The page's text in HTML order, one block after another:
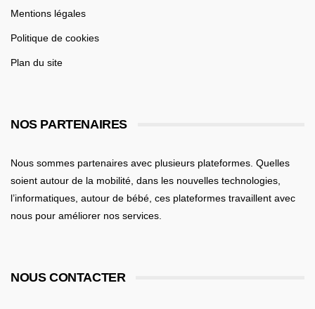
Mentions légales
Politique de cookies
Plan du site
NOS PARTENAIRES
Nous sommes partenaires avec plusieurs plateformes. Quelles
soient autour de la mobilité , dans les nouvelles technologies,
l’informatiques, autour de bébé , ces plateformes travaillent avec
nous pour améliorer nos services.
NOUS CONTACTER